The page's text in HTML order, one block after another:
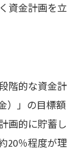
資金計画を立
階的な資金計
）」の目標額
画的に貯蓄し
20％程度が理